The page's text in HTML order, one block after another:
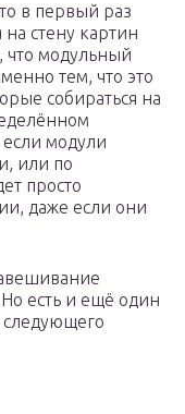
в первый раз
на стену картин
что модульный
тем, что это
собираться на
модули
или по
просто
даже если они
есть и ещё один